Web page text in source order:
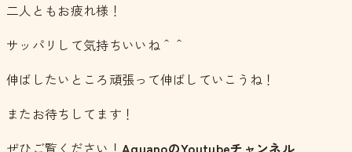
二人ともお疲れ様！
サッパリして気持ちいいね＾＾
伸ばしたいところ頑張って伸ばしていこうね！
またお待ちしてます！